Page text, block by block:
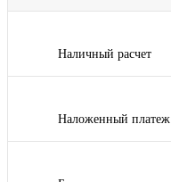
Наличный расчет
Наложенный платеж